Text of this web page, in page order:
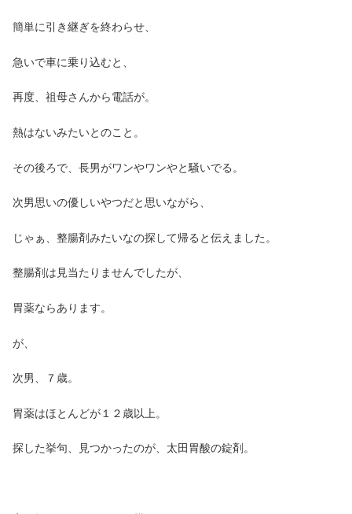
簡単に引き継ぎを終わらせ、
急いで車に乗り込むと、
再度、祖母さんから電話が。
熱はないみたいとのこと。
その後ろで、長男がワンやワンやと騒いでる。
次男思いの優しいやつだと思いながら、
じゃぁ、整腸剤みたいなの探して帰ると伝えました。
整腸剤は見当たりませんでしたが、
胃薬ならあります。
が、
次男、７歳。
胃薬はほとんどが１２歳以上。
探した挙句、見つかったのが、太田胃酸の錠剤。